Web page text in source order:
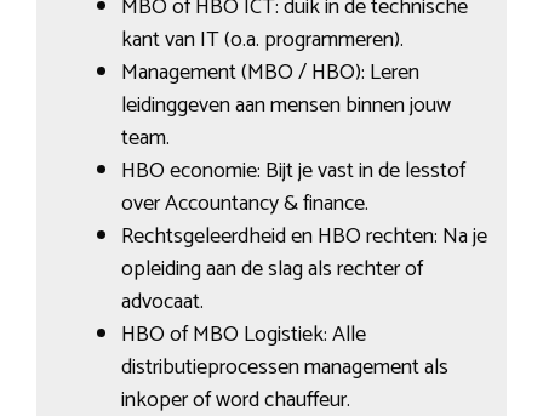
MBO of HBO ICT: duik in de technische
kant van IT (o.a. programmeren).
Management (MBO / HBO): Leren
leidinggeven aan mensen binnen jouw
team.
HBO economie: Bijt je vast in de lesstof
over Accountancy & finance.
Rechtsgeleerdheid en HBO rechten: Na je
opleiding aan de slag als rechter of
advocaat.
HBO of MBO Logistiek: Alle
distributieprocessen management als
inkoper of word chauffeur.